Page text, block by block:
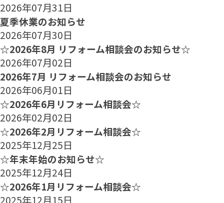
2026年07月31日
夏季休業のお知らせ
2026年07月30日
☆2026年8月 リフォーム相談会のお知らせ☆
2026年07月02日
2026年7月 リフォーム相談会のお知らせ
2026年06月01日
☆2026年6月リフォーム相談会☆
2026年02月02日
☆2026年2月リフォーム相談会☆
2025年12月25日
☆年末年始のお知らせ☆
2025年12月24日
☆2026年1月リフォーム相談会☆
2025年12月15日